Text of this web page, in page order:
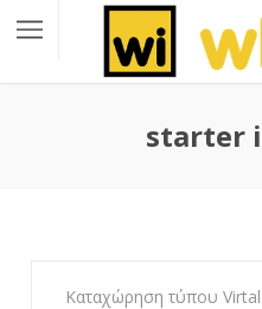
starter
Καταχώρηση τύπου